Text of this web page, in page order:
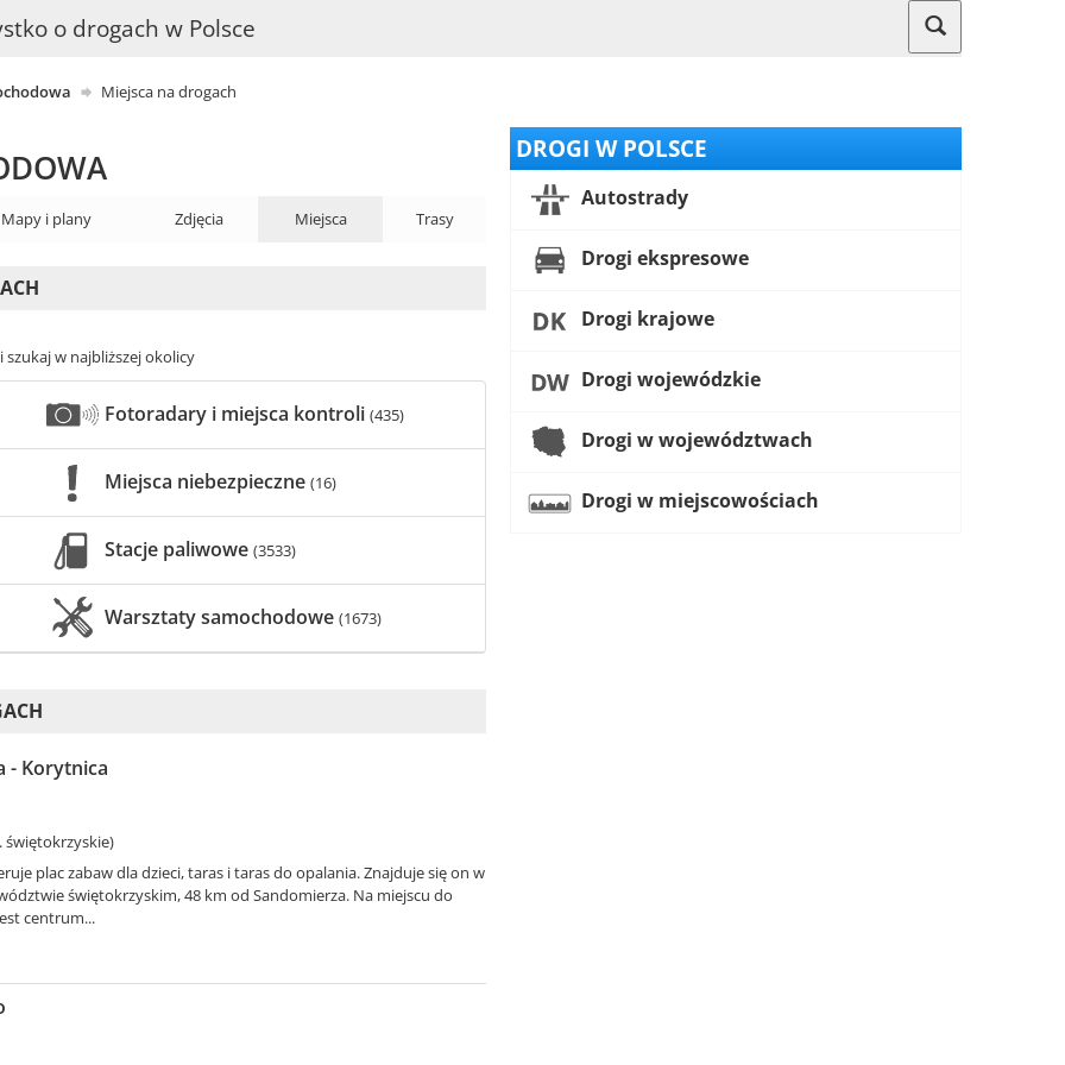
o drogach w Polsce
Miejsca na drogach
Mapy i plany Zdjęcia Miejsca Trasy
w najbliższej okolicy
Fotoradary i miejsca kontroli (435)
Miejsca niebezpieczne (16)
Stacje paliwowe (3533)
Warsztaty samochodowe (1673)
- Korytnica
świętokrzyskie)
plac zabaw dla dzieci, taras i taras do opalania. Znajduje się on w
świętokrzyskim, 48 km od Sandomierza. Na miejscu do
centrum...
DROGI W POLSCE
Autostrady
Drogi ekspresowe
Drogi krajowe
Drogi wojewódzkie
Drogi w województwach
Drogi w miejscowościach